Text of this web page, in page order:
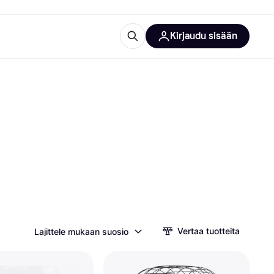
Kirjaudu sisään
Lajittele mukaan suosio Vertaa tuotteita